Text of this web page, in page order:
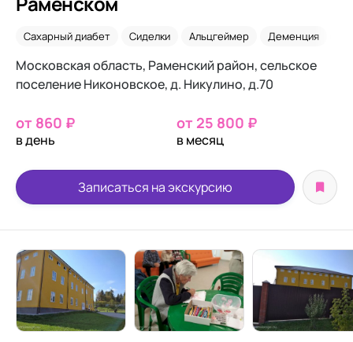
Сахарный диабет Сиделки Альцгеймер Деменция
Московская область, Раменский район, сельское
поселение Никоновское, д. Никулино, д.70
от 860 ₽
в день
от 25 800 ₽
в месяц
Записаться на экскурсию